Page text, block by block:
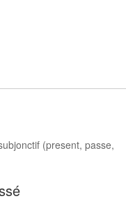
(present, passe,